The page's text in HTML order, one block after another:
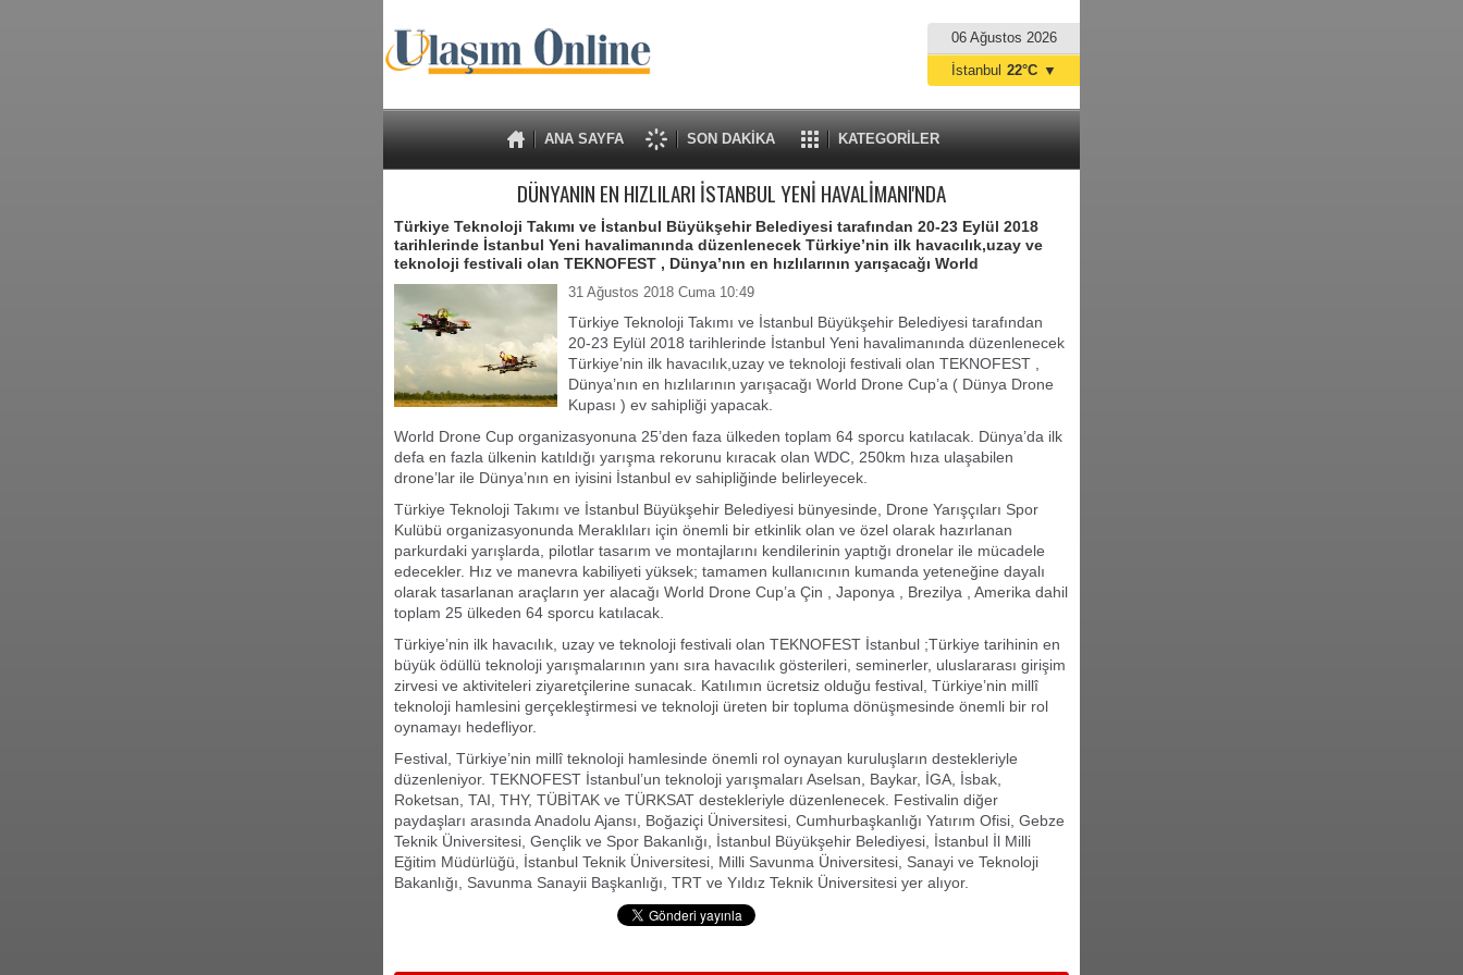
06 Ağustos 2026
ANA SAYFA SON DAKİKA KATEGORİLER
İstanbul 22°C ▼
DÜNYANIN EN HIZLILARI İSTANBUL YENİ HAVALİMANI'NDA
Türkiye Teknoloji Takımı ve İstanbul Büyükşehir Belediyesi tarafından 20-23 Eylül 2018
tarihlerinde İstanbul Yeni havalimanında düzenlenecek Türkiye’nin ilk havacılık,uzay ve
teknoloji festivali olan TEKNOFEST , Dünya’nın en hızlılarının yarışacağı World
31 Ağustos 2018 Cuma 10:49
Türkiye Teknoloji Takımı ve İstanbul Büyükşehir Belediyesi tarafından
20-23 Eylül 2018 tarihlerinde İstanbul Yeni havalimanında düzenlenecek
Türkiye’nin ilk havacılık,uzay ve teknoloji festivali olan TEKNOFEST ,
Dünya’nın en hızlılarının yarışacağı World Drone Cup’a ( Dünya Drone
Kupası ) ev sahipliği yapacak.
World Drone Cup organizasyonuna 25’den faza ülkeden toplam 64 sporcu katılacak. Dünya’da ilk
defa en fazla ülkenin katıldığı yarışma rekorunu kıracak olan WDC, 250km hıza ulaşabilen
drone’lar ile Dünya’nın en iyisini İstanbul ev sahipliğinde belirleyecek.
Türkiye Teknoloji Takımı ve İstanbul Büyükşehir Belediyesi bünyesinde, Drone Yarışçıları Spor
Kulübü organizasyonunda Meraklıları için önemli bir etkinlik olan ve özel olarak hazırlanan
parkurdaki yarışlarda, pilotlar tasarım ve montajlarını kendilerinin yaptığı dronelar ile mücadele
edecekler. Hız ve manevra kabiliyeti yüksek; tamamen kullanıcının kumanda yeteneğine dayalı
olarak tasarlanan araçların yer alacağı World Drone Cup’a Çin , Japonya , Brezilya , Amerika dahil
toplam 25 ülkeden 64 sporcu katılacak.
Türkiye’nin ilk havacılık, uzay ve teknoloji festivali olan TEKNOFEST İstanbul ;Türkiye tarihinin en
büyük ödüllü teknoloji yarışmalarının yanı sıra havacılık gösterileri, seminerler, uluslararası girişim
zirvesi ve aktiviteleri ziyaretçilerine sunacak. Katılımın ücretsiz olduğu festival, Türkiye’nin millî
teknoloji hamlesini gerçekleştirmesi ve teknoloji üreten bir topluma dönüşmesinde önemli bir rol
oynamayı hedefliyor.
Festival, Türkiye’nin millî teknoloji hamlesinde önemli rol oynayan kuruluşların destekleriyle
düzenleniyor. TEKNOFEST İstanbul’un teknoloji yarışmaları Aselsan, Baykar, İGA, İsbak,
Roketsan, TAI, THY, TÜBİTAK ve TÜRKSAT destekleriyle düzenlenecek. Festivalin diğer
paydaşları arasında Anadolu Ajansı, Boğaziçi Üniversitesi, Cumhurbaşkanlığı Yatırım Ofisi, Gebze
Teknik Üniversitesi, Gençlik ve Spor Bakanlığı, İstanbul Büyükşehir Belediyesi, İstanbul İl Milli
Eğitim Müdürlüğü, İstanbul Teknik Üniversitesi, Milli Savunma Üniversitesi, Sanayi ve Teknoloji
Bakanlığı, Savunma Sanayii Başkanlığı, TRT ve Yıldız Teknik Üniversitesi yer alıyor.